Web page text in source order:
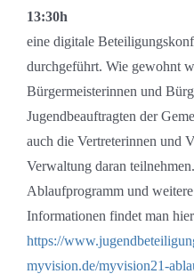
13:30h
eine digitale
durchgeführt. Wie gewohnt
Bürgermeisterinnen und
Jugendbeauftragten der
auch die Vertreterinnen und
Verwaltung daran
Ablaufprogramm und weitere
Informationen findet man
https://
myvision.de/myvision21-